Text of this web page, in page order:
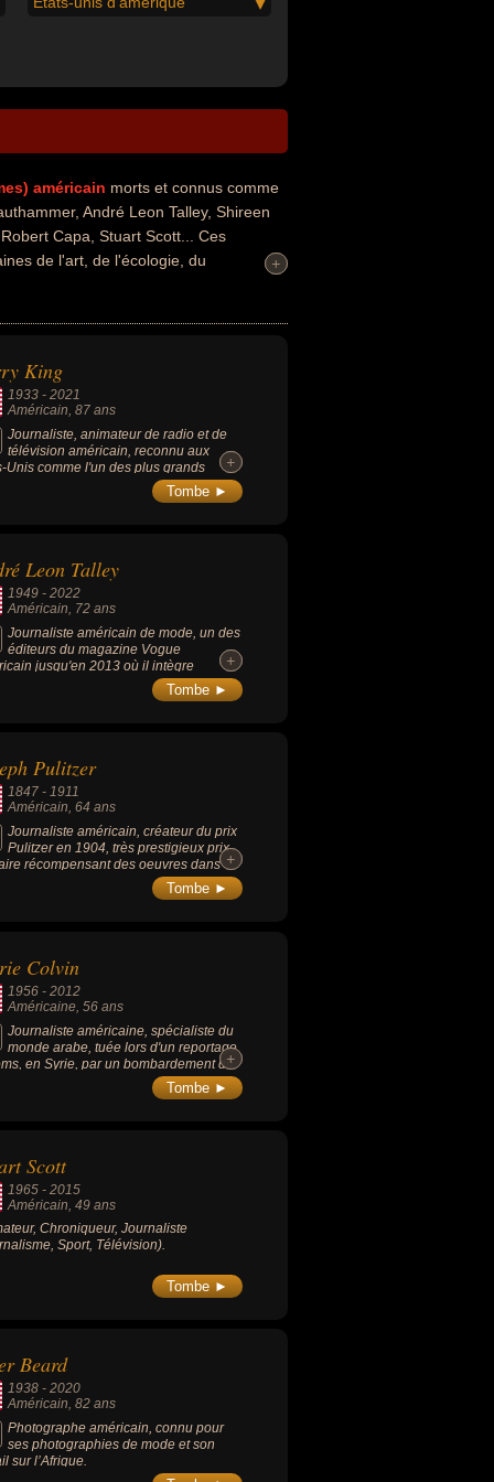
américain morts et connus comme
André Leon Talley, Shireen
Capa, Stuart Scott... Ces
de l'art, de l'écologie, du
auteur d'ouvrages politiques,
éditeur de presse, homme d'affaire,
de célébrité, photographe ou
avoir été palestinien par exemple.
+
+
King
1933 -2021
Américain, 87 ans
Journaliste, animateur de radio et de
télévision américain, reconnu aux
Unis comme l'un des plus grands
des temps modernes, ancien
vedette de CNN,
des gens du milieu du spectacle
cinéma et autres personnages faisant
de l'attention médiatique.
+
+
Tombe ►
Leon Talley
1949 -2022
Américain, 72 ans
Journaliste américain de mode, un des
éditeurs du magazine Vogue
jusqu'en 2013 où il intègre
Russia. Découvert par Andy Warhol,
l'ascension d'Anna Wintour
+
+
Tombe ►
Pulitzer
1847 -1911
Américain, 64 ans
Journaliste américain, créateur du prix
Pulitzer en 1904, très prestigieux prix
récompensant des oeuvres dans
domaines dont le journalisme ou la
et parmi des personnalités
+
+
Tombe ►
Colvin
1956 -2012
Américaine , 56 ans
Journaliste américaine, spécialiste du
monde arabe, tuée lors d'un reportage
en Syrie, par un bombardement du
syrien visant le centre de presse où
+
+
Tombe ►
Scott
1965 -2015
Américain , 49 ans
Chroniqueur, Journaliste
Sport, Télévision).
Tombe ►
Beard
1938 -2020
Américain, 82 ans
Photographe américain, connu pour
ses photographies de mode et son
sur l’Afrique.